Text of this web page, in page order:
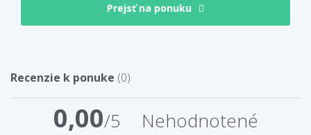
Prejsť na ponuku
Recenzie k ponuke (0)
0,00/5 Nehodnotené